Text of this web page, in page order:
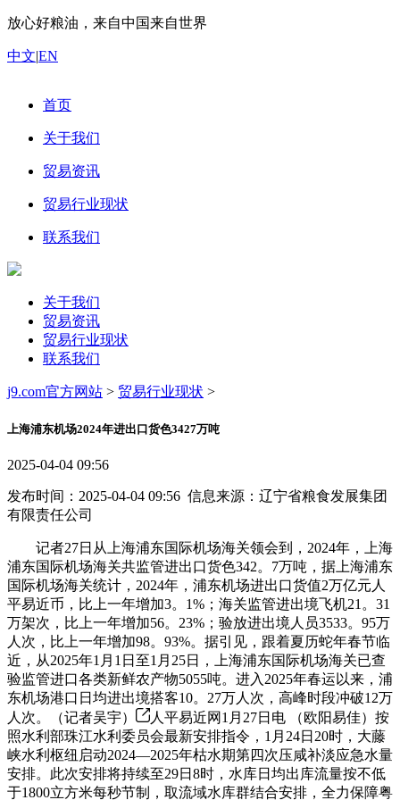
放心好粮油，来自中国来自世界
中文|EN
首页
关于我们
贸易资讯
贸易行业现状
联系我们
关于我们
贸易资讯
贸易行业现状
联系我们
j9.com官方网站 > 贸易行业现状 >
上海浦东机场2024年进出口货色3427万吨
2025-04-04 09:56
发布时间：2025-04-04 09:56 信息来源：辽宁省粮食发展集团
有限责任公司
记者27日从上海浦东国际机场海关领会到，2024年，上海
浦东国际机场海关共监管进出口货色342。7万吨，据上海浦东
国际机场海关统计，2024年，浦东机场进出口货值2万亿元人
平易近币，比上一年增加3。1%；海关监管进出境飞机21。31
万架次，比上一年增加56。23%；验放进出境人员3533。95万
人次，比上一年增加98。93%。据引见，跟着夏历蛇年春节临
近，从2025年1月1日至1月25日，上海浦东国际机场海关已查
验监管进口各类新鲜农产物5055吨。进入2025年春运以来，浦
东机场港口日均进出境搭客10。27万人次，高峰时段冲破12万
人次。（记者吴宇）
人平易近网1月27日电 （欧阳易佳）按
照水利部珠江水利委员会最新安排指令，1月24日20时，大藤
峡水利枢纽启动2024—2025年枯水期第四次压咸补淡应急水量
安排。此次安排将持续至29日8时，水库日均出库流量按不低
于1800立方米每秒节制，取流域水库群结合安排，全力保障粤